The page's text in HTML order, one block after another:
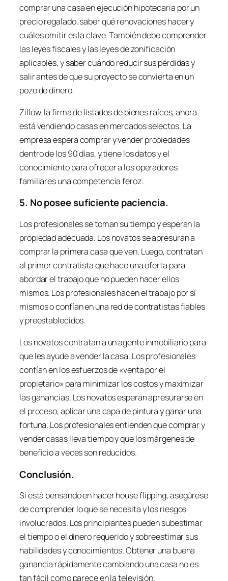
comprar una casa en ejecución hipotecaria por un
precio regalado, saber qué renovaciones hacer y
cuáles omitir es la clave. También debe comprender
las leyes fiscales y las leyes de zonificación
aplicables, y saber cuándo reducir sus pérdidas y
salir antes de que su proyecto se convierta en un
pozo de dinero.
Zillow, la firma de listados de bienes raíces, ahora
está vendiendo casas en mercados selectos. La
empresa espera comprar y vender propiedades
dentro de los 90 días, y tiene los datos y el
conocimiento para ofrecer a los operadores
familiares una competencia feroz.
5. No posee suficiente paciencia.
Los profesionales se toman su tiempo y esperan la
propiedad adecuada. Los novatos se apresuran a
comprar la primera casa que ven. Luego, contratan
al primer contratista que hace una oferta para
abordar el trabajo que no pueden hacer ellos
mismos. Los profesionales hacen el trabajo por sí
mismos o confían en una red de contratistas fiables
y preestablecidos.
Los novatos contratan a un agente inmobiliario para
que les ayude a vender la casa. Los profesionales
confían en los esfuerzos de «venta por el
propietario» para minimizar los costos y maximizar
las ganancias. Los novatos esperan apresurarse en
el proceso, aplicar una capa de pintura y ganar una
fortuna. Los profesionales entienden que comprar y
vender casas lleva tiempo y que los márgenes de
beneficio a veces son reducidos.
Conclusión.
Si está pensando en hacerhouse flipping, asegúrese
de comprender lo que se necesita y los riesgos
involucrados. Los principiantes pueden subestimar
el tiempo o el dinero requerido y sobreestimar sus
habilidades y conocimientos. Obtener una buena
ganancia rápidamente cambiando una casa no es
tan fácil como parece en la televisión.